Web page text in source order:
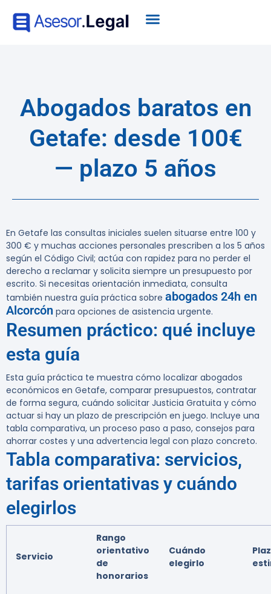
Abogados baratos en
Getafe: desde 100€
— plazo 5 años
En Getafe las consultas iniciales suelen situarse entre 100 y
300 € y muchas acciones personales prescriben a los 5 años
según el Código Civil; actúa con rapidez para no perder el
derecho a reclamar y solicita siempre un presupuesto por
escrito. Si necesitas orientación inmediata, consulta
también nuestra guía práctica sobre abogados 24h en
Alcorcón para opciones de asistencia urgente.
Resumen práctico: qué incluye
esta guía
Esta guía práctica te muestra cómo localizar abogados
económicos en Getafe, comparar presupuestos, contratar
de forma segura, cuándo solicitar Justicia Gratuita y cómo
actuar si hay un plazo de prescripción en juego. Incluye una
tabla comparativa, un proceso paso a paso, consejos para
ahorrar costes y una advertencia legal con plazo concreto.
Tabla comparativa: servicios,
tarifas orientativas y cuándo
elegirlos
Servicio
Rango
orientativo
de
honorarios
Cuándo
elegirlo